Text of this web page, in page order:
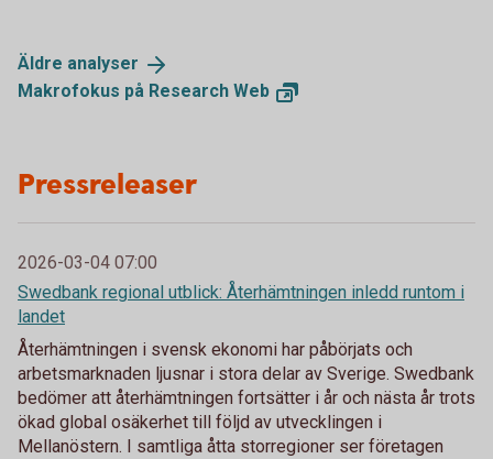
Äldre analyser
Makrofokus på Research Web
Pressreleaser
2026-03-04 07:00
Swedbank regional utblick: Återhämtningen inledd runtom i
landet
Återhämtningen i svensk ekonomi har påbörjats och
arbetsmarknaden ljusnar i stora delar av Sverige. Swedbank
bedömer att återhämtningen fortsätter i år och nästa år trots
ökad global osäkerhet till följd av utvecklingen i
Mellanöstern. I samtliga åtta storregioner ser företagen